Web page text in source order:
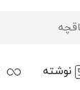
نوشته